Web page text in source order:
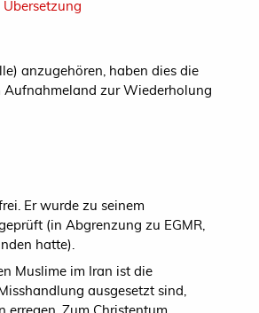
anzugehören, haben dies die
Aufnahmeland zur Wiederholung
Er wurde zu seinem
(in Abgrenzung zu EGMR,
hatte).
Muslime im Iran ist die
ausgesetzt sind,